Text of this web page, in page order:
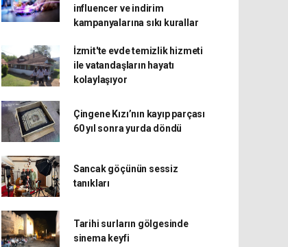
influencer ve indirim
kampanyalarına sıkı kurallar
İzmit'te evde temizlik hizmeti
ile vatandaşların hayatı
kolaylaşıyor
Çingene Kızı’nın kayıp parçası
60 yıl sonra yurda döndü
Sancak göçünün sessiz
tanıkları
Tarihi surların gölgesinde
sinema keyfi